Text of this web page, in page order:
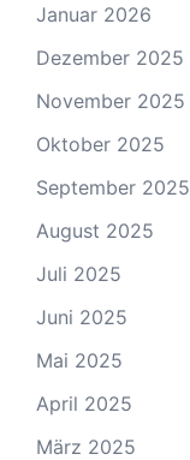
Januar 2026
Dezember 2025
November 2025
Oktober 2025
September 2025
August 2025
Juli 2025
Juni 2025
Mai 2025
April 2025
März 2025